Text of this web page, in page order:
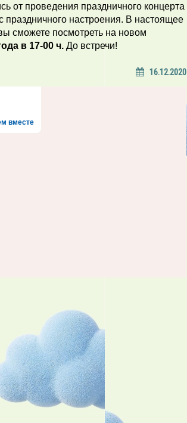
от проведения праздничного концерта
праздничного настроения. В настоящее
сможете посмотреть на новом
в 17-00 ч. До встречи!
16.12.2020
вместе